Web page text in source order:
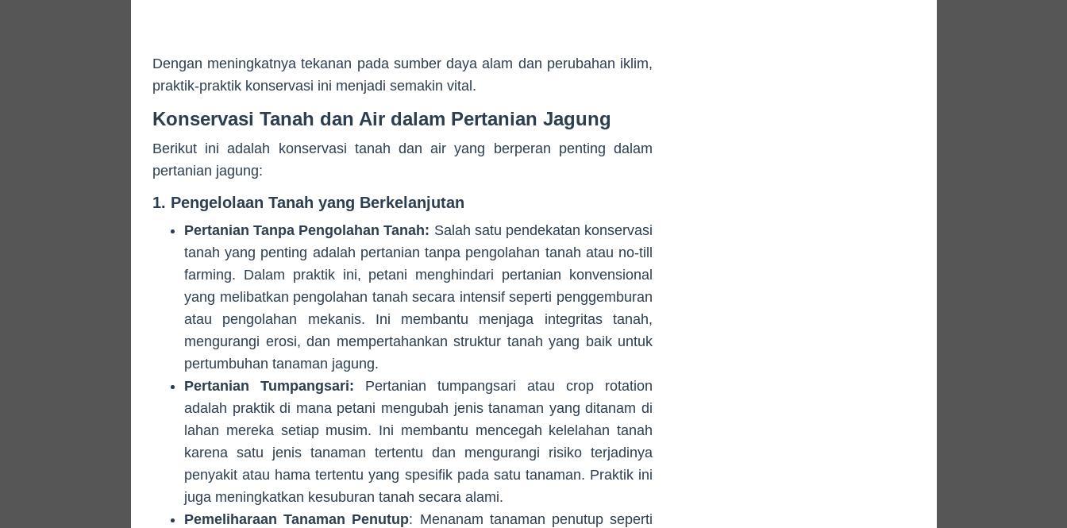
Dengan meningkatnya tekanan pada sumber daya alam dan perubahan iklim,
praktik-praktik konservasi ini menjadi semakin vital.
Konservasi Tanah dan Air dalam Pertanian Jagung
Berikut ini adalah konservasi tanah dan air yang berperan penting dalam
pertanian jagung:
1. Pengelolaan Tanah yang Berkelanjutan
Pertanian Tanpa Pengolahan Tanah: Salah satu pendekatan konservasi
tanah yang penting adalah pertanian tanpa pengolahan tanah atau no-till
farming. Dalam praktik ini, petani menghindari pertanian konvensional
yang melibatkan pengolahan tanah secara intensif seperti penggemburan
atau pengolahan mekanis. Ini membantu menjaga integritas tanah,
mengurangi erosi, dan mempertahankan struktur tanah yang baik untuk
pertumbuhan tanaman jagung.
Pertanian Tumpangsari: Pertanian tumpangsari atau crop rotation
adalah praktik di mana petani mengubah jenis tanaman yang ditanam di
lahan mereka setiap musim. Ini membantu mencegah kelelahan tanah
karena satu jenis tanaman tertentu dan mengurangi risiko terjadinya
penyakit atau hama tertentu yang spesifik pada satu tanaman. Praktik ini
juga meningkatkan kesuburan tanah secara alami.
Pemeliharaan Tanaman Penutup: Menanam tanaman penutup seperti